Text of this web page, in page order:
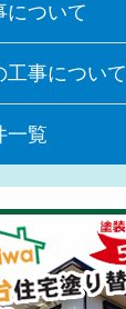
について
工事について
一覧